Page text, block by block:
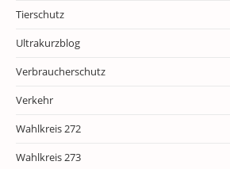
Tierschutz
Ultrakurzblog
Verbraucherschutz
Verkehr
Wahlkreis 272
Wahlkreis 273